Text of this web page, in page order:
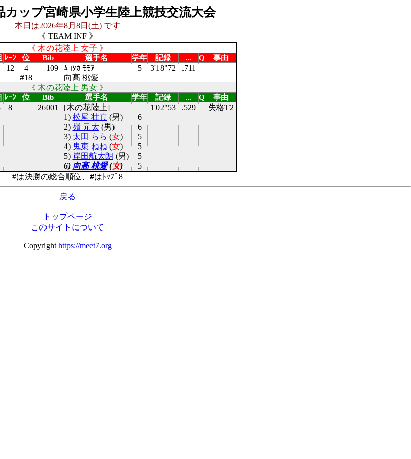
カップ宮崎県小学生陸上競技交流大会
本日は2026年8月8日(土) です
《 TEAM INF 》
《 木の花陸上 女子 》
ﾚｰﾝ 位 Bib 選手名 学年 記録 ... Q 事由
12
4
#18
109
ﾑｺﾀｶ ﾓﾓｱ
向髙 桃愛
5 3'18"72 .711
《 木の花陸上 男女 》
ﾚｰﾝ 位 Bib 選手名 学年 記録 ... Q 事由
8 26001
[木の花陸上]
1) 松尾 壮真(男)
2) 嶺 元太 (男)
3) 太田 らら (女)
4) 鬼束 ねね (女)
5) 岸田航太朗 (男)
6) 向髙 桃愛(女)
6
6
5
5
5
5
1'02"53 .529 失格T2
#は決勝の総合順位、 #はﾄｯﾌﾟ8
戻る
トップページ
このサイトについて
Copyright https://meet7.org